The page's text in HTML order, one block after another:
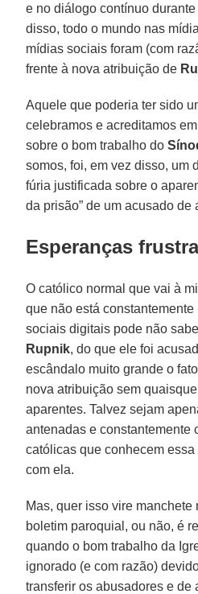
e no diálogo contínuo
disso, todo o mundo nas
mídias sociais foram (com
frente à nova atribuição de
Aquele que poderia ter sido
celebramos e acreditamos
sobre o bom trabalho do
somos, foi, em vez disso, um
fúria justificada sobre o
da prisão” de um acusado de
Esperanças
O católico normal que vai à
que não está
sociais digitais pode não
Rupnik, do que ele foi
escândalo muito grande o
nova atribuição sem
aparentes. Talvez sejam
antenadas e constantemente
católicas que conhecem
com ela.
Mas, quer isso vire
boletim paroquial, ou não, é
quando o bom trabalho da
ignorado (e com razão)
transferir os abusadores e de